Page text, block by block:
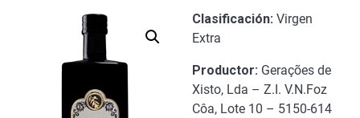
Clasificación: Virgen
Extra
Productor: Gerações de
Xisto, Lda – Z.I. V.N.Foz
Côa, Lote 10 – 5150-614